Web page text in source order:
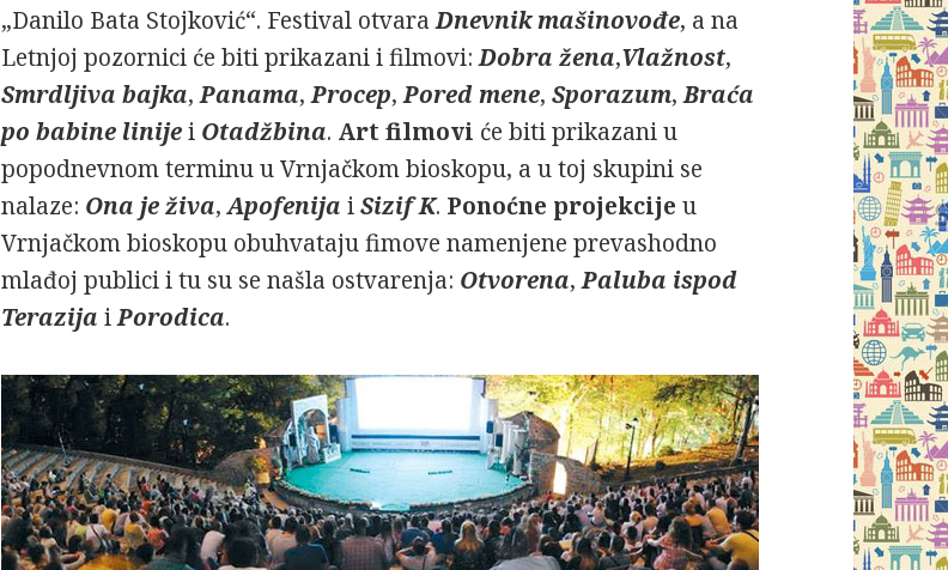
„Danilo Bata Stojković“. Festival otvaraDnevnik mašinovođe, a na
Letnjoj pozornici će biti prikazani i filmovi:Dobra žena,Vlažnost,
Smrdljiva bajka,Panama,Procep,Pored mene,Sporazum,Braća
po babine linijei Otadžbina. Art filmovi će biti prikazani u
popodnevnom terminu u Vrnjačkom bioskopu, a u toj skupini se
nalaze: Ona je živa,Apofenija iSizif K. Ponoćne projekcije u
Vrnjačkom bioskopu obuhvataju fimove namenjene prevashodno
mlađoj publici i tu su se našla ostvarenja: Otvorena,Paluba ispod
Terazija iPorodica.